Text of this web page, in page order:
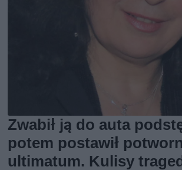
Zwabił ją do auta
potem postawił
ultimatum. Kulisy